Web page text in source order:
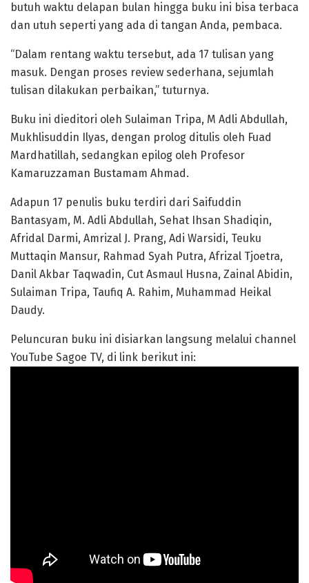
butuh waktu delapan bulan hingga buku ini bisa terbaca
dan utuh seperti yang ada di tangan Anda, pembaca.
“Dalam rentang waktu tersebut, ada 17 tulisan yang
masuk. Dengan proses review sederhana, sejumlah
tulisan dilakukan perbaikan,” tuturnya.
Buku ini dieditori oleh Sulaiman Tripa, M Adli Abdullah,
Mukhlisuddin Ilyas, dengan prolog ditulis oleh Fuad
Mardhatillah, sedangkan epilog oleh Profesor
Kamaruzzaman Bustamam Ahmad.
Adapun 17 penulis buku terdiri dari Saifuddin
Bantasyam, M. Adli Abdullah, Sehat Ihsan Shadiqin,
Afridal Darmi, Amrizal J. Prang, Adi Warsidi, Teuku
Muttaqin Mansur, Rahmad Syah Putra, Afrizal Tjoetra,
Danil Akbar Taqwadin, Cut Asmaul Husna, Zainal Abidin,
Sulaiman Tripa, Taufiq A. Rahim, Muhammad Heikal
Daudy.
Peluncuran buku ini disiarkan langsung melalui channel
YouTube Sagoe TV, di link berikut ini: